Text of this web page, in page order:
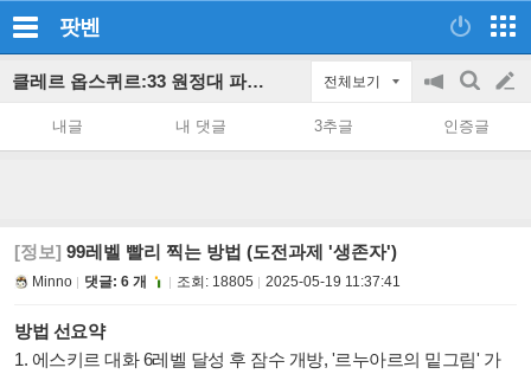
팟벤
클레르 옵스퀴르:33 원정대 파티 인벤 전체보기
공
on/off
검
색
글
쓰
내글 내 댓글 3추글 인증글
[정보] 99레벨 빨리 찍는 방법 (도전과제 '생존자')
Minno 댓글: 6 개 조회: 18805 2025-05-19 11:37:41
방법 선요약
1. 에스키르 대화 6레벨 달성 후 잠수 개방, '르누아르의 밑그림' 가